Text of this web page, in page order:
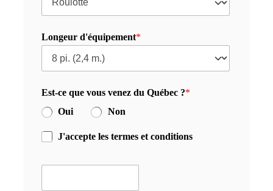
Longeur d'équipement*
Est-ce que vous venez du Québec ?*
Oui
Non
J'accepte les termes et conditions